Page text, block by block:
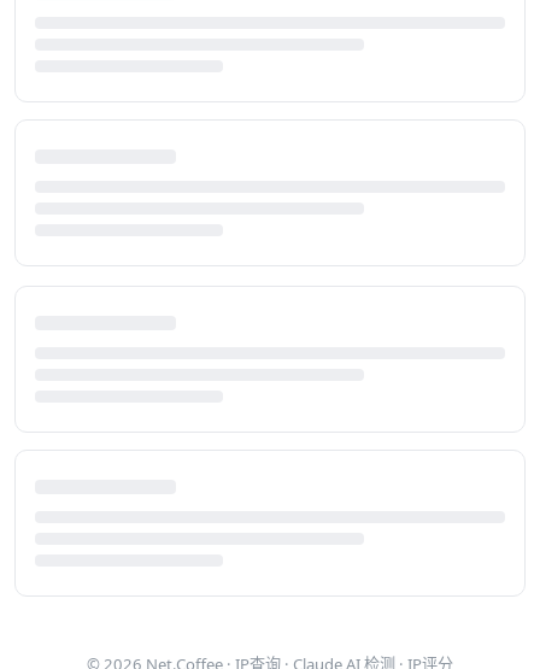
© 2026 Net.Coffee · IP查询 · Claude AI 检测 · IP评分